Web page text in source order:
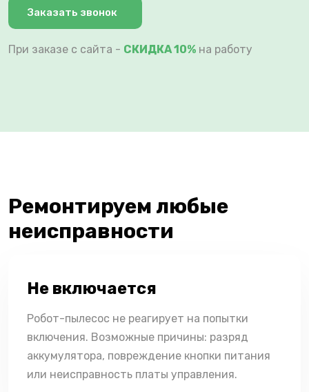
Заказать звонок
При заказе с сайта - СКИДКА 10% на работу
Ремонтируем любые
неисправности
Не включается
Робот-пылесос не реагирует на попытки
включения. Возможные причины: разряд
аккумулятора, повреждение кнопки питания
или неисправность платы управления.